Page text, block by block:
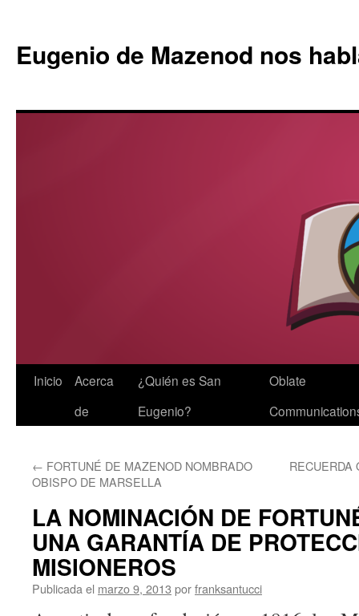
Eugenio de Mazenod nos
Saltar
Inicio
Acerca
de
¿Quién es San
Eugenio?
Oblate
← FORTUNÉ DE MAZENOD NOMBRADO
OBISPO DE MARSELLA
RECUERDA
LA NOMINACIÓN DE
UNA GARANTÍA DE
MISIONEROS
Publicada el marzo 9, 2013 porfranksantucci